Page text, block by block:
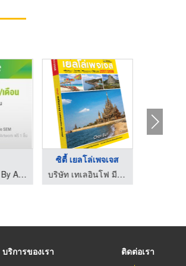
Social Amaze By AD Venture
ซิตี้ เยลโล่เพจเจส
บริษัท เทเลอินโฟ มีเดีย จำกัด (มหาชน)
บริการของเรา ติดต่อเรา